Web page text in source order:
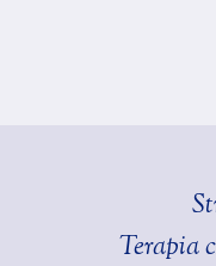
Terapia